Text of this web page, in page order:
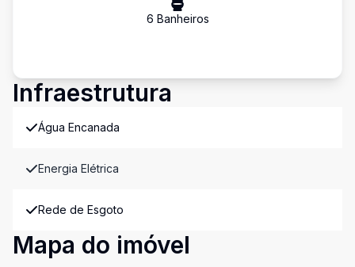
6 Banheiros
Infraestrutura
Água Encanada
Energia Elétrica
Rede de Esgoto
Mapa do imóvel